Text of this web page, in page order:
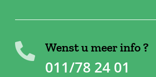
Wenst u meer info ?
011/78 24 01